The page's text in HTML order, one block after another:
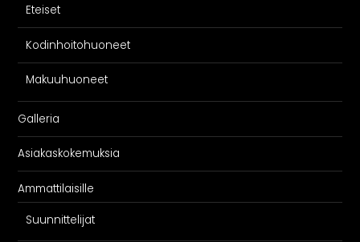
Eteiset
Kodinhoitohuoneet
Makuuhuoneet
Galleria
Asiakaskokemuksia
Ammattilaisille
Suunnittelijat